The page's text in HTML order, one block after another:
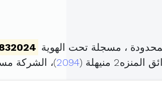
، مسجلة تحت الهوية
منيهلة ( 2094)، الشركة